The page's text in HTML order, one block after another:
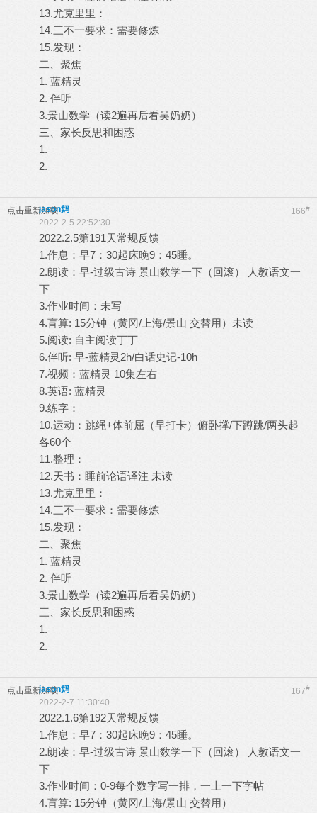
13.尤克里里：
14.三不一要求：需要修炼
15.发现：
二、聚焦
1. 蓝精灵
2. 伴听
3.景山数学（读2遍再后看吴奶奶）
三、家长反思和困惑
1.
2.
点击重新加载 166#
jason妈
2022-2-5 22:52:30
2022.2.5第191天常规反馈
1.作息：早7：30起床晚9：45睡。
2.朗读：早-过级古诗 景山数学一下（回滚） 人教语文一
下
3.作业时间：未写
4.盲算: 15分钟（黄冈/上海/景山 交替用）未读
5.阅读: 自主阅读丁丁
6.伴听: 早-蓝精灵2h/白话史记-10h
7.视频：蓝精灵 10集左右
8.英语: 蓝精灵
9.练字：
10.运动：跳绳+体前屈（早打卡）俯卧撑/下蹲跳/两头起
各60个
11.整理：
12.天书：睡前论语译注 未读
13.尤克里里：
14.三不一要求：需要修炼
15.发现：
二、聚焦
1. 蓝精灵
2. 伴听
3.景山数学（读2遍再后看吴奶奶）
三、家长反思和困惑
1.
2.
点击重新加载 167#
jason妈
2022-2-7 11:30:40
2022.1.6第192天常规反馈
1.作息：早7：30起床晚9：45睡。
2.朗读：早-过级古诗 景山数学一下（回滚） 人教语文一
下
3.作业时间：0-9每个数字写一排，一上一下字帖
4.盲算: 15分钟（黄冈/上海/景山 交替用）